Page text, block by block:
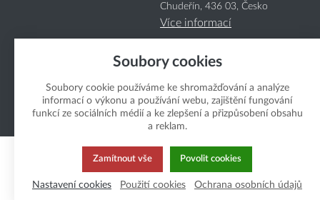
Chudeřín, 436 03, Česko
Více informací
Copyright Boukal.CZ 2026
Soubory cookies
Soubory cookie používáme ke shromažďování a analýze
informací o výkonu a používání webu, zajištění fungování
funkcí ze sociálních médií a ke zlepšení a přizpůsobení obsahu
a reklam.
Zamítnout vše Povolit cookies
Nastavení cookies Použití cookies Ochrana osobních údajů